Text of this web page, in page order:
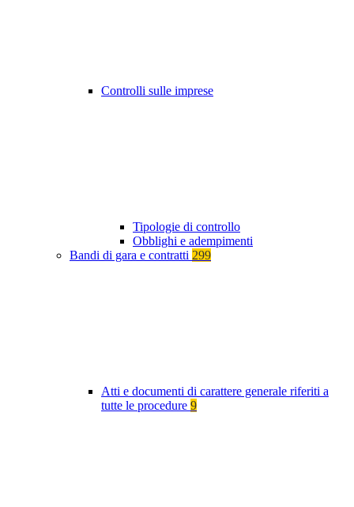
Controlli sulle imprese
Tipologie di controllo
Obblighi e adempimenti
Bandi di gara e contratti 299
Atti e documenti di carattere generale riferiti a
tutte le procedure 9